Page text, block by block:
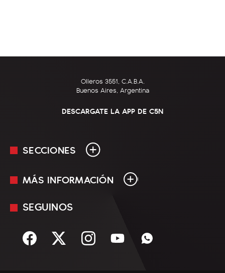
Olleros 3551, C.A.B.A.
Buenos Aires, Argentina
DESCARGATE LA APP DE C5N
SECCIONES
En Vivo
Sociedad
MÁS INFORMACIÓN
Mediakit
Términos y condiciones
SEGUINOS